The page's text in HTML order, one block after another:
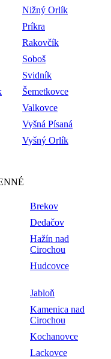
Nižný Orlík
Príkra
Rakovčík
Soboš
Svidník
Šemetkovce
Valkovce
Vyšná Písaná
Vyšný Orlík
Brekov
Dedačov
Hažín nad
Cirochou
Hudcovce
Jabloň
Kamenica nad
Cirochou
Kochanovce
Lackovce